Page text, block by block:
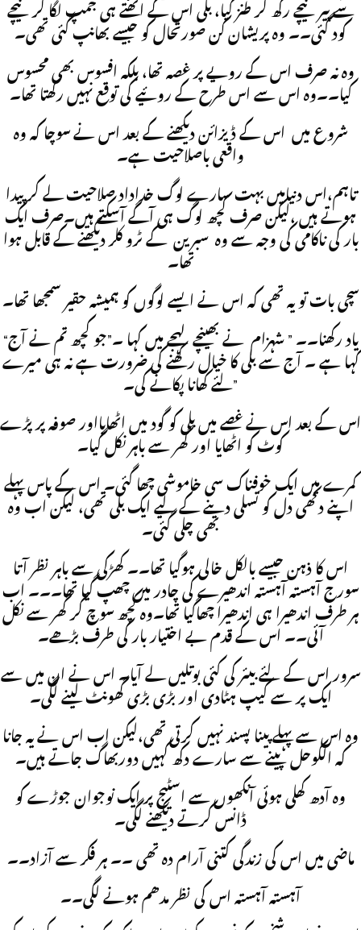
سے پیر نیچے رکھ کر طنز کیا، بلی اس کے اٹھتے ہی جمپ لگا کر نیچے
کود گئی۔۔ وہ پریشان کن صورتحال کو جیسے بھانپ گئی تھی۔
وہ نہ صرف اس کے رویے پر غصہ تھا، بلکہ افسوس بھی محسوس
کیا۔۔وہ اس سے اس طرح کے روئیے کی توقع نہیں رکھتا تھا۔
شروع میں اس کے ڈیزائن دیکھنے کے بعد اس نے سوچا کہ وہ
واقعی باصلاحیت ہے۔
تاہم،اس دنیامیں بہت سارے لوگ خداداد صلاحیت لے کر پیدا
ہوتے ہیں ،لیکن صرف کچھ لوگ ہی آگے آسکتے ہیں۔صرف ایک
بار کی ناکامی کی وجہ سے وہ سبرین کے ٹرو کلر دیکھنے کے قابل ہوا
تھا۔
سچی بات تو یہ تھی کہ اس نے ایسے لوگوں کو ہمیشہ حقیر سمجھا تھا۔
“یاد رکھنا۔۔ ” شہزام نے بھینچے لہجے میں کہا ۔”جو کچھ تم نے آج
کہا ہے ۔ آج سے بلی کا خیال رکھنے کی ضرورت ہے نہ ہی میرے
لئے کھانا پکانے کی۔”
اس کے بعد اس نے غصے میں بلی کو گود میں اٹھایااور صوفہ پر پڑے
کوٹ کو اٹھایا اور گھر سے باہر نکل گیا۔
کمرے میں ایک خوفناک سی خاموشی چھا گئی۔ اس کے پاس پہلے
اپنے دکھی دل کو تسلی دینے کے لیے ایک بلی تھی، لیکن اب وہ
بھی چلی گئی۔
اس کا ذہن جیسے بالکل خالی ہوگیا تھا۔۔ کھڑکی سے باہر نظر آتا
سورج آہستہ آہستہ اندھیرے کی چادر میں چھپ گیا تھا۔۔۔ اب
ہر طرف اندھیرا ہی اندھیرا چھاگیا تھا۔وہ کچھ سوچ کر گھر سے نکل
آئی۔۔ اس کے قدم بے اختیار بار کی طرف بڑھے۔
سرور اس کے لئے بیئر کی کئی بوتلیں لے آیا۔ اس نے ان میں سے
ایک پر سے کیپ ہٹادی اور بڑی بڑی گھونٹ لینے لگی۔
وہ اس سے پہلے پینا پسند نہیں کرتی تھی،لیکن اب اس نے یہ جانا
کہ الکوحل پینے سے سارے دکھ کہیں دوربھاگ جاتے ہیں۔
وہ آدھ کھلی ہوئی آنکھوں سے اسٹیج پر ایک نوجوان جوڑے کو
ڈانس کرتے دیکھنے لگی۔
ماضی میں اس کی زندگی کتنی آرام دہ تھی ۔۔ ہر فکر سے آزاد۔۔
آہستہ آہستہ اس کی نظر مدھم ہونے لگی۔۔